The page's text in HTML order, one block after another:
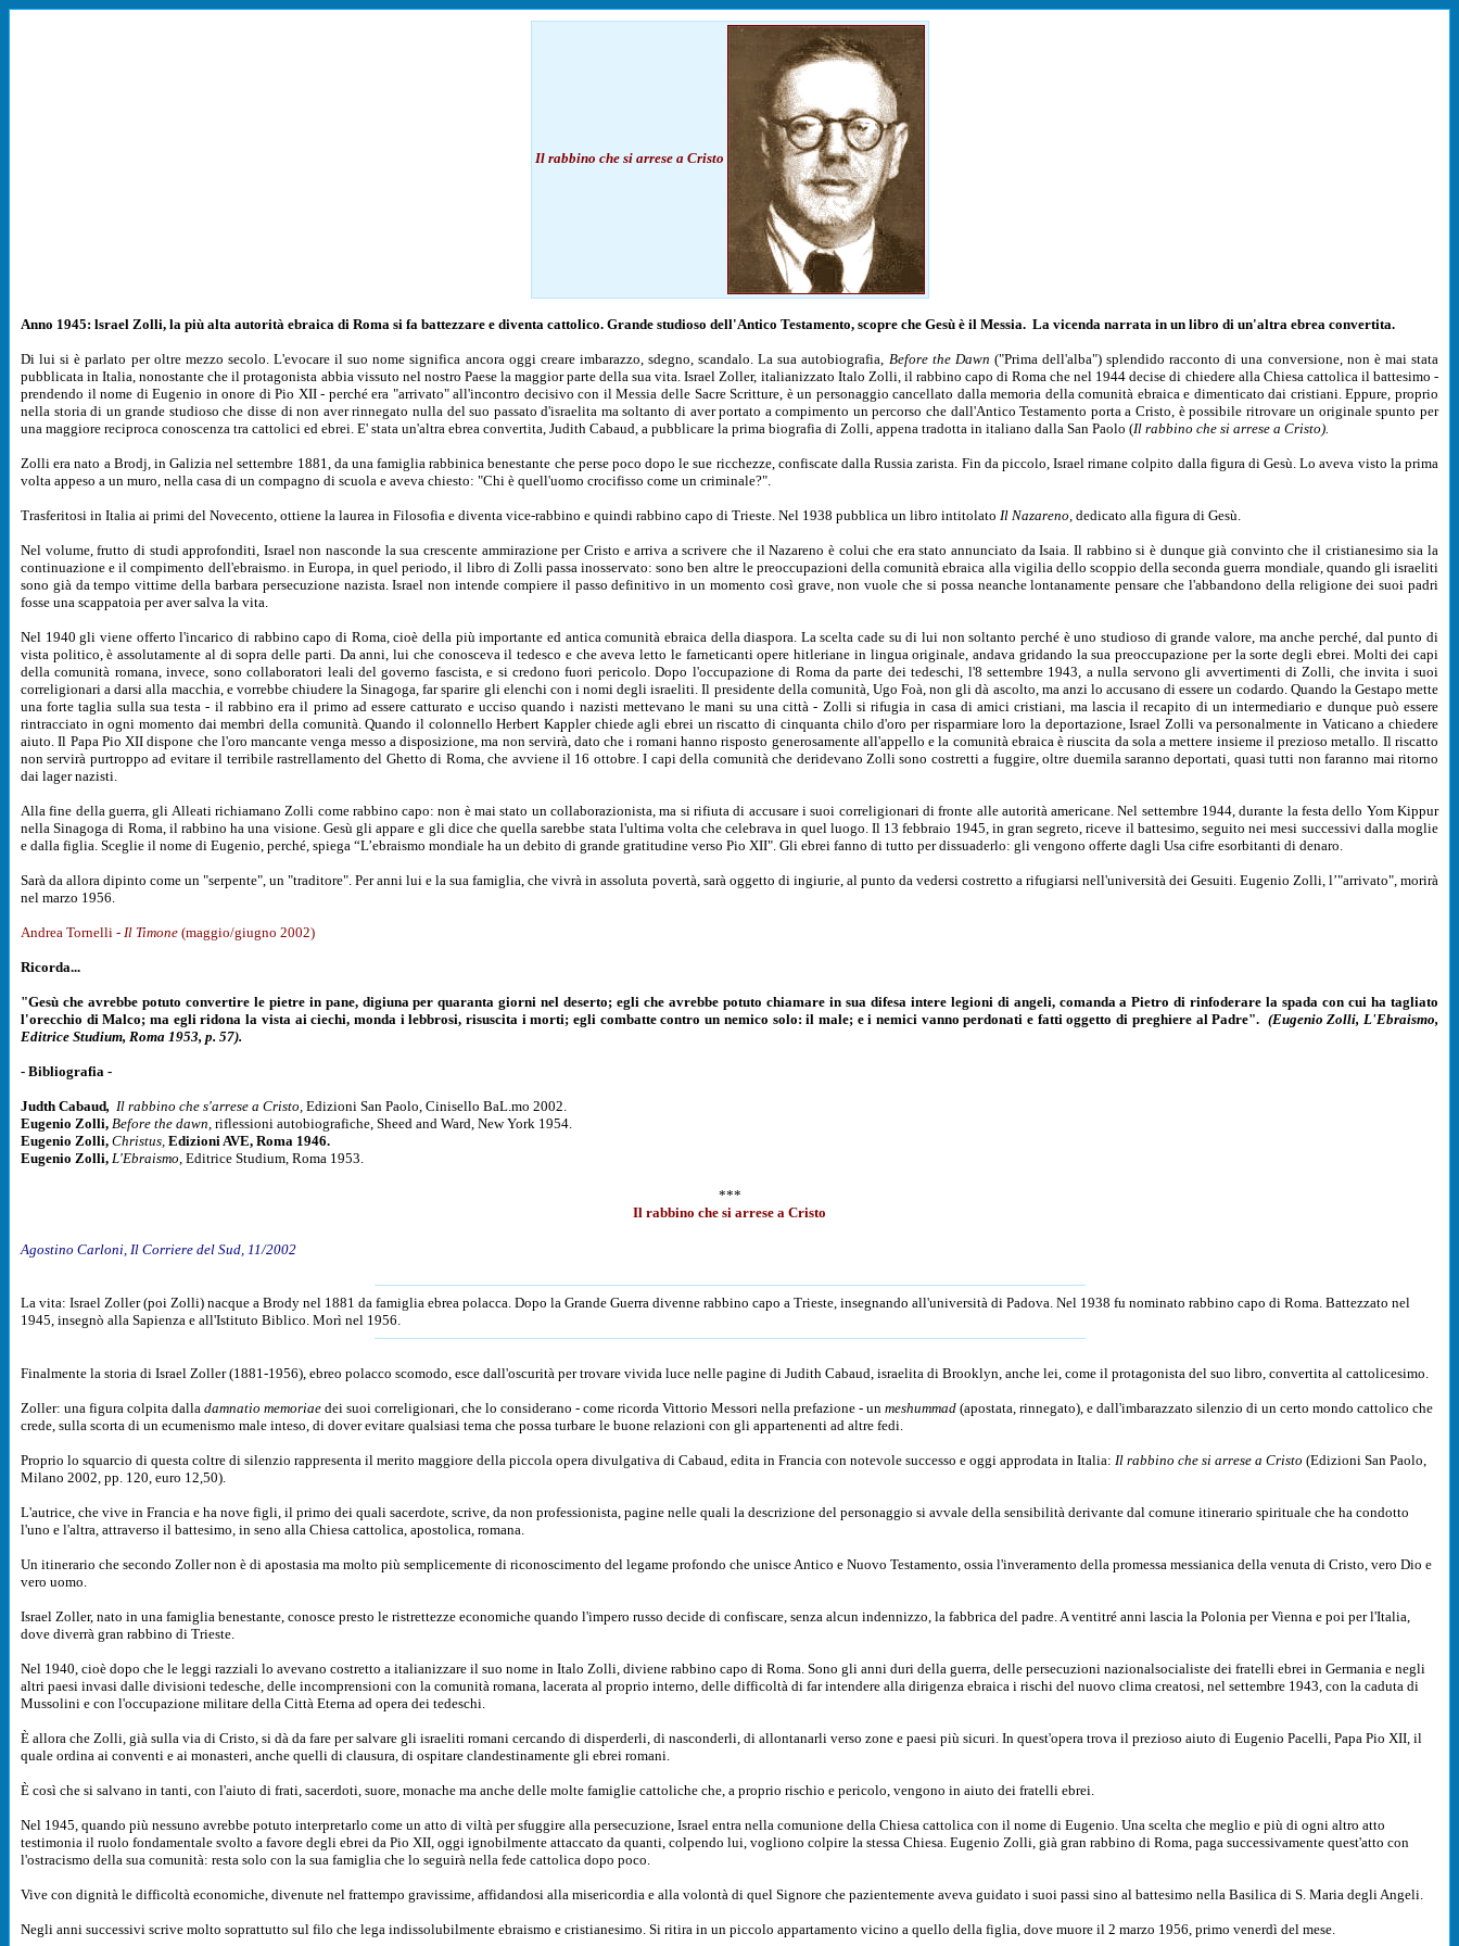
Il rabbino che si arrese a Cristo
Anno 1945: lsrael Zolli, la più alta autorità ebraica di Roma si fa battezzare e diventa cattolico. Grande studioso dell'Antico Testamento, scopre che Gesù è il Messia. La vicenda narrata in un libro di un'altra ebrea convertita.
Di lui si è parlato per oltre mezzo secolo. L'evocare il suo nome significa ancora oggi creare imbarazzo, sdegno, scandalo. La sua autobiografia, Before the Dawn ("Prima dell'alba") splendido racconto di una conversione, non è mai stata
pubblicata in Italia, nonostante che il protagonista abbia vissuto nel nostro Paese la maggior parte della sua vita. Israel Zoller, italianizzato Italo Zolli, il rabbino capo di Roma che nel 1944 decise di chiedere alla Chiesa cattolica il battesimo -
prendendo il nome di Eugenio in onore di Pio XII - perché era "arrivato" all'incontro decisivo con il Messia delle Sacre Scritture, è un personaggio cancellato dalla memoria della comunità ebraica e dimenticato dai cristiani. Eppure, proprio
nella storia di un grande studioso che disse di non aver rinnegato nulla del suo passato d'israelita ma soltanto di aver portato a compimento un percorso che dall'Antico Testamento porta a Cristo, è possibile ritrovare un originale spunto per
una maggiore reciproca conoscenza tra cattolici ed ebrei. E' stata un'altra ebrea convertita, Judith Cabaud, a pubblicare la prima biografia di Zolli, appena tradotta in italiano dalla San Paolo (Il rabbino che si arrese a Cristo).
Zolli era nato a Brodj, in Galizia nel settembre 1881, da una famiglia rabbinica benestante che perse poco dopo le sue ricchezze, confiscate dalla Russia zarista. Fin da piccolo, Israel rimane colpito dalla figura di Gesù. Lo aveva visto la prima
volta appeso a un muro, nella casa di un compagno di scuola e aveva chiesto: "Chi è quell'uomo crocifisso come un criminale?".
Trasferitosi in Italia ai primi del Novecento, ottiene la laurea in Filosofia e diventa vice-rabbino e quindi rabbino capo di Trieste. Nel 1938 pubblica un libro intitolato Il Nazareno, dedicato alla figura di Gesù.
Nel volume, frutto di studi approfonditi, Israel non nasconde la sua crescente ammirazione per Cristo e arriva a scrivere che il Nazareno è colui che era stato annunciato da Isaia. Il rabbino si è dunque già convinto che il cristianesimo sia la
continuazione e il compimento dell'ebraismo. in Europa, in quel periodo, il libro di Zolli passa inosservato: sono ben altre le preoccupazioni della comunità ebraica alla vigilia dello scoppio della seconda guerra mondiale, quando gli israeliti
sono già da tempo vittime della barbara persecuzione nazista. Israel non intende compiere il passo definitivo in un momento così grave, non vuole che si possa neanche lontanamente pensare che l'abbandono della religione dei suoi padri
fosse una scappatoia per aver salva la vita.
Nel 1940 gli viene offerto l'incarico di rabbino capo di Roma, cioè della più importante ed antica comunità ebraica della diaspora. La scelta cade su di lui non soltanto perché è uno studioso di grande valore, ma anche perché, dal punto di
vista politico, è assolutamente al di sopra delle parti. Da anni, lui che conosceva il tedesco e che aveva letto le farneticanti opere hitleriane in lingua originale, andava gridando la sua preoccupazione per la sorte degli ebrei. Molti dei capi
della comunità romana, invece, sono collaboratori leali del governo fascista, e si credono fuori pericolo. Dopo l'occupazione di Roma da parte dei tedeschi, l'8 settembre 1943, a nulla servono gli avvertimenti di Zolli, che invita i suoi
correligionari a darsi alla macchia, e vorrebbe chiudere la Sinagoga, far sparire gli elenchi con i nomi degli israeliti. Il presidente della comunità, Ugo Foà, non gli dà ascolto, ma anzi lo accusano di essere un codardo. Quando la Gestapo mette
una forte taglia sulla sua testa - il rabbino era il primo ad essere catturato e ucciso quando i nazisti mettevano le mani su una città - Zolli si rifugia in casa di amici cristiani, ma lascia il recapito di un intermediario e dunque può essere
rintracciato in ogni momento dai membri della comunità. Quando il colonnello Herbert Kappler chiede agli ebrei un riscatto di cinquanta chilo d'oro per risparmiare loro la deportazione, Israel Zolli va personalmente in Vaticano a chiedere
aiuto. Il Papa Pio XII dispone che l'oro mancante venga messo a disposizione, ma non servirà, dato che i romani hanno risposto generosamente all'appello e la comunità ebraica è riuscita da sola a mettere insieme il prezioso metallo. Il riscatto
non servirà purtroppo ad evitare il terribile rastrellamento del Ghetto di Roma, che avviene il 16 ottobre. I capi della comunità che deridevano Zolli sono costretti a fuggire, oltre duemila saranno deportati, quasi tutti non faranno mai ritorno
dai lager nazisti.
Alla fine della guerra, gli Alleati richiamano Zolli come rabbino capo: non è mai stato un collaborazionista, ma si rifiuta di accusare i suoi correligionari di fronte alle autorità americane. Nel settembre 1944, durante la festa dello Yom Kippur
nella Sinagoga di Roma, il rabbino ha una visione. Gesù gli appare e gli dice che quella sarebbe stata l'ultima volta che celebrava in quel luogo. Il 13 febbraio 1945, in gran segreto, riceve il battesimo, seguito nei mesi successivi dalla moglie
e dalla figlia. Sceglie il nome di Eugenio, perché, spiega “L’ebraismo mondiale ha un debito di grande gratitudine verso Pio XII". Gli ebrei fanno di tutto per dissuaderlo: gli vengono offerte dagli Usa cifre esorbitanti di denaro.
Sarà da allora dipinto come un "serpente", un "traditore". Per anni lui e la sua famiglia, che vivrà in assoluta povertà, sarà oggetto di ingiurie, al punto da vedersi costretto a rifugiarsi nell'università dei Gesuiti. Eugenio Zolli, l’"arrivato", morirà
nel marzo 1956.
Andrea Tornelli - Il Timone (maggio/giugno 2002)
Ricorda...
"Gesù che avrebbe potuto convertire le pietre in pane, digiuna per quaranta giorni nel deserto; egli che avrebbe potuto chiamare in sua difesa intere legioni di angeli, comanda a Pietro di rinfoderare la spada con cui ha tagliato
l'orecchio di Malco; ma egli ridona la vista ai ciechi, monda i lebbrosi, risuscita i morti; egli combatte contro un nemico solo: il male; e i nemici vanno perdonati e fatti oggetto di preghiere al Padre". (Eugenio Zolli, L'Ebraismo,
Editrice Studium, Roma 1953, p. 57).
- Bibliografia -
Judth Cabaud, Il rabbino che s'arrese a Cristo, Edizioni San Paolo, Cinisello BaL.mo 2002.
Eugenio Zolli, Before the dawn, riflessioni autobiografiche, Sheed and Ward, New York 1954.
Eugenio Zolli, Christus, Edizioni AVE, Roma 1946.
Eugenio Zolli, L'Ebraismo, Editrice Studium, Roma 1953.
***
Il rabbino che si arrese a Cristo
Agostino Carloni, Il Corriere del Sud, 11/2002
La vita: Israel Zoller (poi Zolli) nacque a Brody nel 1881 da famiglia ebrea polacca. Dopo la Grande Guerra divenne rabbino capo a Trieste, insegnando all'università di Padova. Nel 1938 fu nominato rabbino capo di Roma. Battezzato nel
1945, insegnò alla Sapienza e all'Istituto Biblico. Morì nel 1956.
Finalmente la storia di Israel Zoller (1881-1956), ebreo polacco scomodo, esce dall'oscurità per trovare vivida luce nelle pagine di Judith Cabaud, israelita di Brooklyn, anche lei, come il protagonista del suo libro, convertita al cattolicesimo.
Zoller: una figura colpita dalla damnatio memoriae dei suoi correligionari, che lo considerano - come ricorda Vittorio Messori nella prefazione - un meshummad (apostata, rinnegato), e dall'imbarazzato silenzio di un certo mondo cattolico che
crede, sulla scorta di un ecumenismo male inteso, di dover evitare qualsiasi tema che possa turbare le buone relazioni con gli appartenenti ad altre fedi.
Proprio lo squarcio di questa coltre di silenzio rappresenta il merito maggiore della piccola opera divulgativa di Cabaud, edita in Francia con notevole successo e oggi approdata in Italia: Il rabbino che si arrese a Cristo (Edizioni San Paolo,
Milano 2002, pp. 120, euro 12,50).
L'autrice, che vive in Francia e ha nove figli, il primo dei quali sacerdote, scrive, da non professionista, pagine nelle quali la descrizione del personaggio si avvale della sensibilità derivante dal comune itinerario spirituale che ha condotto
l'uno e l'altra, attraverso il battesimo, in seno alla Chiesa cattolica, apostolica, romana.
Un itinerario che secondo Zoller non è di apostasia ma molto più semplicemente di riconoscimento del legame profondo che unisce Antico e Nuovo Testamento, ossia l'inveramento della promessa messianica della venuta di Cristo, vero Dio e
vero uomo.
Israel Zoller, nato in una famiglia benestante, conosce presto le ristrettezze economiche quando l'impero russo decide di confiscare, senza alcun indennizzo, la fabbrica del padre. A ventitré anni lascia la Polonia per Vienna e poi per l'Italia,
dove diverrà gran rabbino di Trieste.
Nel 1940, cioè dopo che le leggi razziali lo avevano costretto a italianizzare il suo nome in Italo Zolli, diviene rabbino capo di Roma. Sono gli anni duri della guerra, delle persecuzioni nazionalsocialiste dei fratelli ebrei in Germania e negli
altri paesi invasi dalle divisioni tedesche, delle incomprensioni con la comunità romana, lacerata al proprio interno, delle difficoltà di far intendere alla dirigenza ebraica i rischi del nuovo clima creatosi, nel settembre 1943, con la caduta di
Mussolini e con l'occupazione militare della Città Eterna ad opera dei tedeschi.
È allora che Zolli, già sulla via di Cristo, si dà da fare per salvare gli israeliti romani cercando di disperderli, di nasconderli, di allontanarli verso zone e paesi più sicuri. In quest'opera trova il prezioso aiuto di Eugenio Pacelli, Papa Pio XII, il
quale ordina ai conventi e ai monasteri, anche quelli di clausura, di ospitare clandestinamente gli ebrei romani.
È così che si salvano in tanti, con l'aiuto di frati, sacerdoti, suore, monache ma anche delle molte famiglie cattoliche che, a proprio rischio e pericolo, vengono in aiuto dei fratelli ebrei.
Nel 1945, quando più nessuno avrebbe potuto interpretarlo come un atto di viltà per sfuggire alla persecuzione, Israel entra nella comunione della Chiesa cattolica con il nome di Eugenio. Una scelta che meglio e più di ogni altro atto
testimonia il ruolo fondamentale svolto a favore degli ebrei da Pio XII, oggi ignobilmente attaccato da quanti, colpendo lui, vogliono colpire la stessa Chiesa. Eugenio Zolli, già gran rabbino di Roma, paga successivamente quest'atto con
l'ostracismo della sua comunità: resta solo con la sua famiglia che lo seguirà nella fede cattolica dopo poco.
Vive con dignità le difficoltà economiche, divenute nel frattempo gravissime, affidandosi alla misericordia e alla volontà di quel Signore che pazientemente aveva guidato i suoi passi sino al battesimo nella Basilica di S. Maria degli Angeli.
Negli anni successivi scrive molto soprattutto sul filo che lega indissolubilmente ebraismo e cristianesimo. Si ritira in un piccolo appartamento vicino a quello della figlia, dove muore il 2 marzo 1956, primo venerdì del mese.